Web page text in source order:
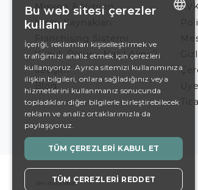
Misyon & Vizyon
İnsan Kaynakları
Yüzük Ölçüsü Nasıl Alınır?
İletişim
Blog
DE
EN
SWEDISH
TURKISH
Bu web sitesi çerezler
kullanır
İçeriği, reklamları kişiselleştirmek ve
trafiğimizi analiz etmek için çerezleri
kullanıyoruz. Ayrıca sitemizi kullanımınıza
ilişkin bilgileri, onlara sağladığınız veya
hizmetlerini kullanmanız sonucunda
topladıkları diğer bilgilerle birleştirebilecek
reklam ve analiz ortaklarımızla da
paylaşıyoruz.
TÜM ÇEREZLERI KABUL ET
TÜM ÇEREZLERI REDDET